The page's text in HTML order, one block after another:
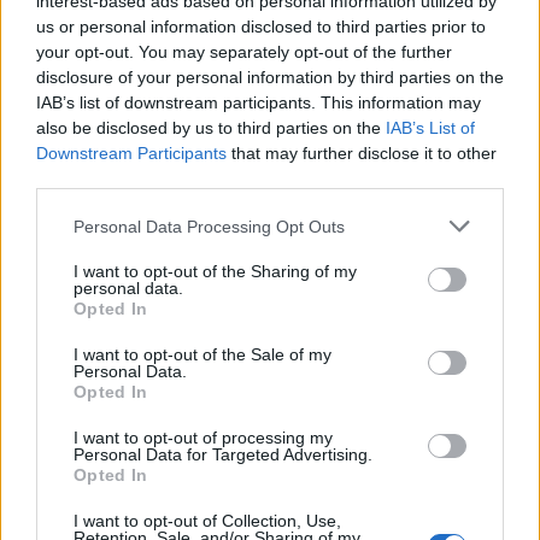
us or personal information disclosed to third parties prior to
your opt-out. You may separately opt-out of the further
disclosure of your personal information by third parties on the
IAB’s list of downstream participants. This information may
also be disclosed by us to third parties on the IAB’s List of
Downstream Participants that may further disclose it to other
Personal Data Processing Opt Outs
I want to opt-out of the Sharing of my
personal data.
Opted In
I want to opt-out of the Sale of my
Personal Data.
Opted In
I want to opt-out of processing my
Personal Data for Targeted Advertising.
Opted In
I want to opt-out of Collection, Use,
mint a cukros üdítők és a nagy mennyiségű
gyümölcslé, gyors inzulincsúcsot okoznak, ami
gátolja a zsírégetést. A diétás étrendben a kerülendő
ételek listája nem a tiltásról, hanem a szervezet
számára értéktelen kalóriák kiiktatásáról szól. A
Mi a különbség a
tartós életmódváltás
és a gyors
villámfogyókúrák